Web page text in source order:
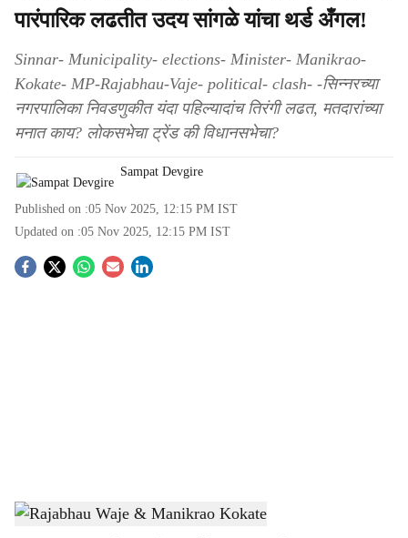
पारंपारिक लढतीत उदय सांगळे यांचा थर्ड अँगल!
Sinnar- Municipality- elections- Minister- Manikrao-
Kokate- MP-Rajabhau-Vaje- political- clash- -सिन्नरच्या
नगरपालिका निवडणुकीत यंदा पहिल्यादांच तिरंगी लढत, मतदारांच्या
मनात काय? लोकसभेचा ट्रेंड की विधानसभेचा?
Sampat Devgire
Published on :05 Nov 2025, 12:15 PM IST
Updated on :05 Nov 2025, 12:15 PM IST
S
Rajabhau Waje & Manikrao Kokate-Sarkarnama